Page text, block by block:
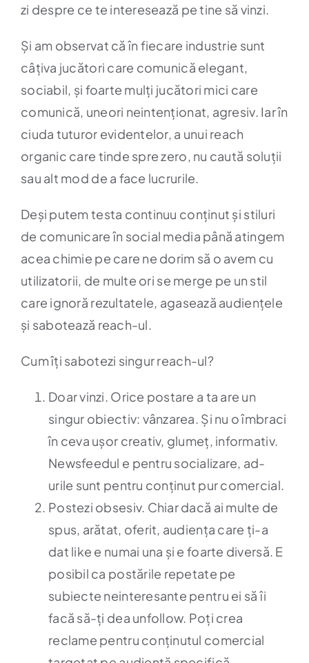
zi despre ce te interesează pe tine să vinzi.
Și am observat că în fiecare industrie sunt
câțiva jucători care comunică elegant,
sociabil, și foarte mulți jucători mici care
comunică, uneori neintenționat, agresiv. Iar în
ciuda tuturor evidentelor, a unui reach
organic care tinde spre zero, nu caută soluții
sau alt mod de a face lucrurile.
Deși putem testa continuu conținut și stiluri
de comunicare în social media până atingem
acea chimie pe care ne dorim să o avem cu
utilizatorii, de multe ori se merge pe un stil
care ignoră rezultatele, agasează audiențele
și sabotează reach-ul.
Cum îți sabotezi singur reach-ul?
Doar vinzi. Orice postare a ta are un
singur obiectiv: vânzarea. Și nu o îmbraci
în ceva ușor creativ, glumeț, informativ.
Newsfeedul e pentru socializare, ad-
urile sunt pentru conținut pur comercial.
Postezi obsesiv. Chiar dacă ai multe de
spus, arătat, oferit, audiența care ți-a
dat like e numai una și e foarte diversă. E
posibil ca postările repetate pe
subiecte neinteresante pentru ei să îi
facă să-ți dea unfollow. Poți crea
reclame pentru conținutul comercial